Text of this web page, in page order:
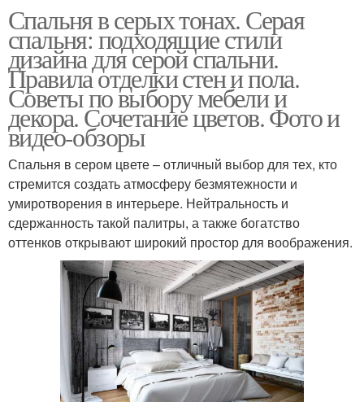
Спальня в серых тонах. Серая
спальня: подходящие стили
дизайна для серой спальни.
Правила отделки стен и пола.
Советы по выбору мебели и
декора. Сочетание цветов. Фото и
видео-обзоры
Спальня в сером цвете – отличный выбор для тех, кто
стремится создать атмосферу безмятежности и
умиротворения в интерьере. Нейтральность и
сдержанность такой палитры, а также богатство
оттенков открывают широкий простор для воображения.